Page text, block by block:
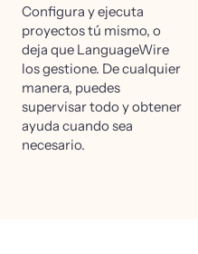
Configura y ejecuta
proyectos tú mismo, o
deja que LanguageWire
los gestione. De cualquier
manera, puedes
supervisar todo y obtener
ayuda cuando sea
necesario.